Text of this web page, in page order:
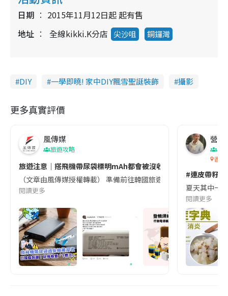
日期
2015年11月12日起 起有售
地址
全線kikki.K分店 尖沙咀 銅鑼灣
DIY 一學即曉! 家中DIY飄雪聖誕裝飾 攝影
更多真實評價
風傳媒
旅遊攻略
旅遊注意｜搭飛機帶尿袋標明mAh都會被沒收😱出發前切記檢查
（文章由風傳媒授權轉載） 準備前往韓國旅遊的民眾，近期要
閱讀更多
營養
香港
#連皮帶籽
夏天其中一
閱讀更多